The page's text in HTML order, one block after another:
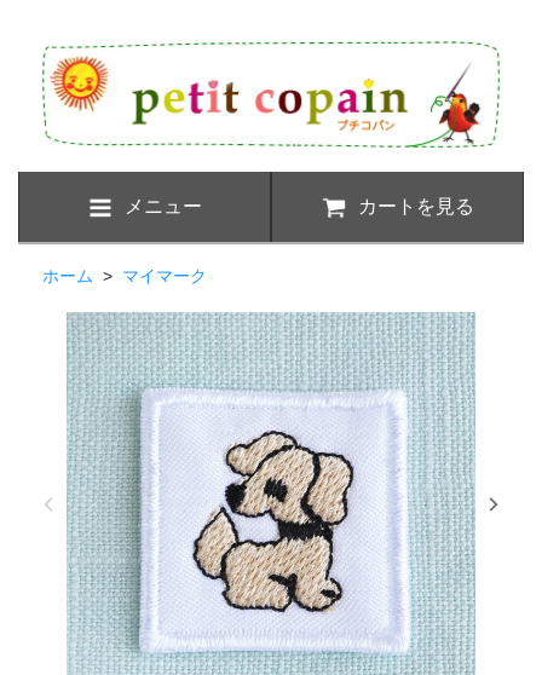
メニュー カートを見る
ホーム > マイマーク